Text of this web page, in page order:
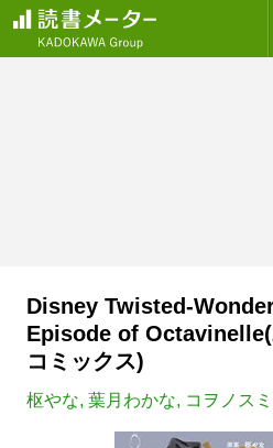
Disney Twisted-
Episode of
コミックス)
枢やな, 葉月わかな, コヲノス